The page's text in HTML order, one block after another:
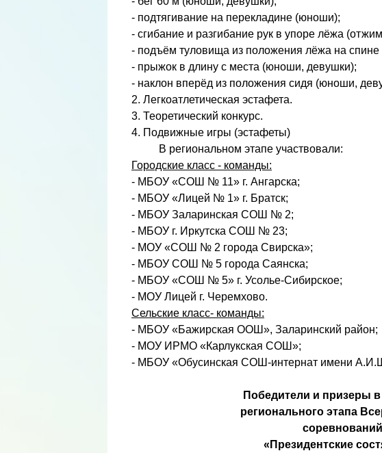
- подтягивание на перекладине (юноши);
- сгибание и разгибание рук в упоре лёжа
- подъём туловища из положения лёжа на
- прыжок в длину с места (юноши, девушки);
- наклон вперёд из положения сидя (юноши,
2. Легкоатлетическая эстафета.
3. Теоретический конкурс.
4. Подвижные игры (эстафеты)
В региональном этапе участвовали:
Городские класс - команды:
- МБОУ «СОШ № 11» г. Ангарска;
- МБОУ «Лицей № 1» г. Братск;
- МБОУ Заларинская СОШ № 2;
- МБОУ г. Иркутска СОШ № 23;
- МОУ «СОШ № 2 города Свирска»;
- МБОУ СОШ № 5 города Саянска;
- МБОУ «СОШ № 5» г. Усолье-Сибирское;
- МОУ Лицей г. Черемхово.
Сельские класс- команды:
- МБОУ «Бажирская ООШ», Заларинский район;
- МОУ ИРМО «Карлукская СОШ»;
- МБОУ «Обусинская СОШ-интернат имени
Победители и призеры
регионального этапа
«Президентские